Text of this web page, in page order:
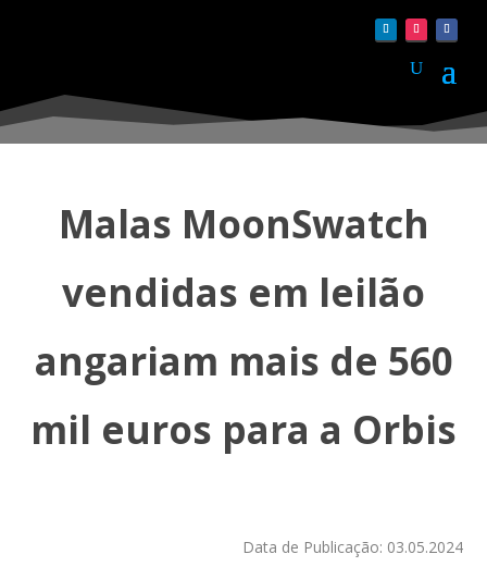
Malas MoonSwatch
vendidas em leilão
angariam mais de 560
mil euros para a Orbis
Data de Publicação: 03.05.2024